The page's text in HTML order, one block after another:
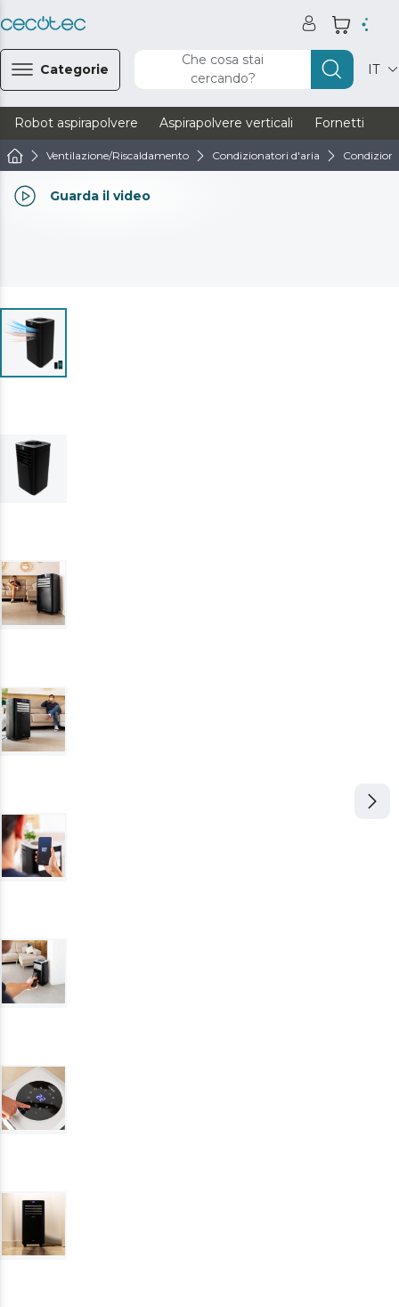
Categorie
Che cosa stai
cercando?
IT
Robot aspirapolvere Aspirapolvere verticali Fornetti
Ventilazione/Riscaldamento Condizionatori d'aria
Guarda il video